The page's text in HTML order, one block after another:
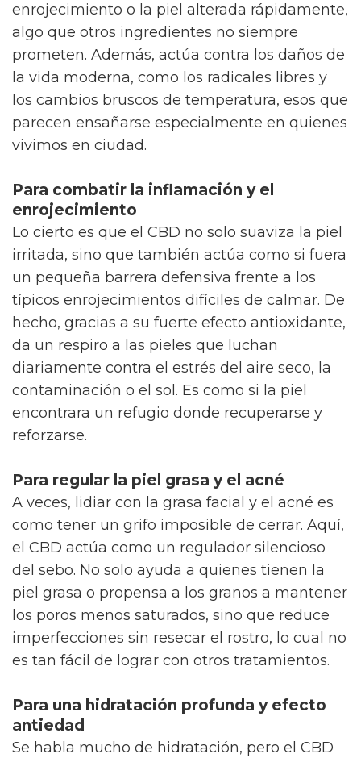
enrojecimiento o la piel alterada rápidamente,
algo que otros ingredientes no siempre
prometen. Además, actúa contra los daños de
la vida moderna, como los radicales libres y
los cambios bruscos de temperatura, esos que
parecen ensañarse especialmente en quienes
vivimos en ciudad.
Para combatir la inflamación y el
enrojecimiento
Lo cierto es que el CBD no solo suaviza la piel
irritada, sino que también actúa como si fuera
un pequeña barrera defensiva frente a los
típicos enrojecimientos difíciles de calmar. De
hecho, gracias a su fuerte efecto antioxidante,
da un respiro a las pieles que luchan
diariamente contra el estrés del aire seco, la
contaminación o el sol. Es como si la piel
encontrara un refugio donde recuperarse y
reforzarse.
Para regular la piel grasa y el acné
A veces, lidiar con la grasa facial y el acné es
como tener un grifo imposible de cerrar. Aquí,
el CBD actúa como un regulador silencioso
del sebo. No solo ayuda a quienes tienen la
piel grasa o propensa a los granos a mantener
los poros menos saturados, sino que reduce
imperfecciones sin resecar el rostro, lo cual no
es tan fácil de lograr con otros tratamientos.
Para una hidratación profunda y efecto
antiedad
Se habla mucho de hidratación, pero el CBD